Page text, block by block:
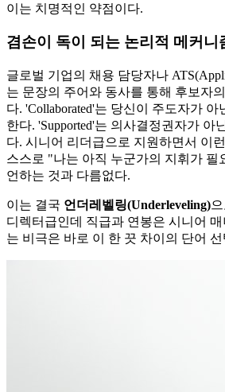
이는 치명적인 약점이다.
겸손이 독이 되는 논리적 메커니
글로벌 기업의 채용 담당자나
는 문장의 주어와 동사를 통해 후보자
다. 'Collaborated'는 당신이 주도자가
한다. 'Supported'는 의사결정권자가 아
다. 시니어 리더급으로 지원하면서 이
스스로 "나는 아직 누군가의 지휘가 필
언하는 것과 다름없다.
이는 결국 언더레벨링(Underleveling)​
디렉터급인데 직급과 연봉은 시니어
는 비극은 바로 이 한 끗 차이의 단어